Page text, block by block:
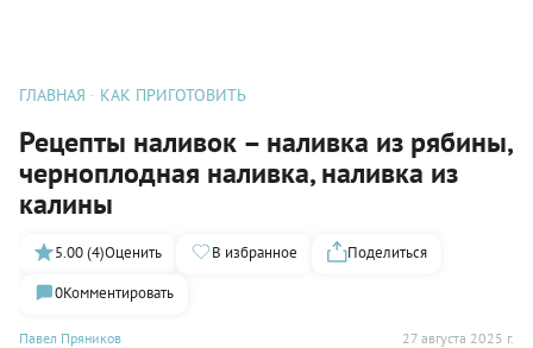
ГЛАВНАЯ КАК ПРИГОТОВИТЬ
Рецепты наливок – наливка из рябины,
черноплодная наливка, наливка из
калины
Павел Пряников 27 августа 2025 г.
5.00 (4)Оценить В избранное
Поделиться
0Комментировать